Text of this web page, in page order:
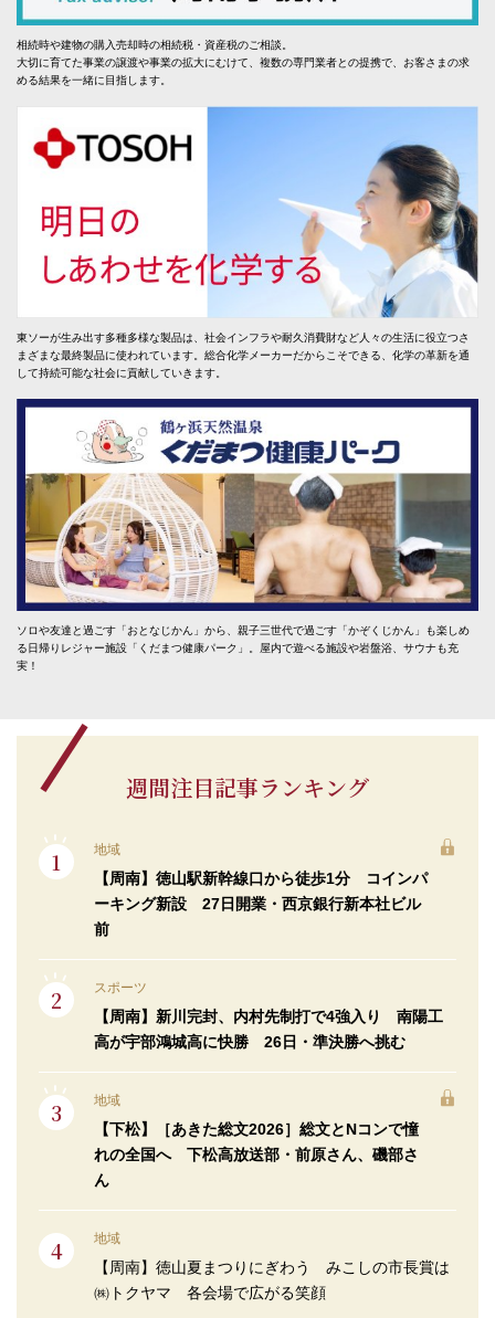
相続時や建物の購入売却時の相続税・資産税のご相談。
大切に育てた事業の譲渡や事業の拡大にむけて、複数の専門業者との提携で、お客さまの求
める結果を一緒に目指します。
東ソーが生み出す多種多様な製品は、社会インフラや耐久消費財など人々の生活に役立つさ
まざまな最終製品に使われています。総合化学メーカーだからこそできる、化学の革新を通
して持続可能な社会に貢献していきます。
ソロや友達と過ごす「おとなじかん」から、親子三世代で過ごす「かぞくじかん」も楽しめ
る日帰りレジャー施設「くだまつ健康パーク」。屋内で遊べる施設や岩盤浴、サウナも充
実！
週間注目記事ランキング
地域
【周南】徳山駅新幹線口から徒歩1分 コインパ
ーキング新設 27日開業・西京銀行新本社ビル
前
スポーツ
【周南】新川完封、内村先制打で4強入り 南陽工
高が宇部鴻城高に快勝 26日・準決勝へ挑む
地域
【下松】［あきた総文2026］総文とNコンで憧
れの全国へ 下松高放送部・前原さん、磯部さ
ん
地域
【周南】徳山夏まつりにぎわう みこしの市長賞は
㈱トクヤマ 各会場で広がる笑顔